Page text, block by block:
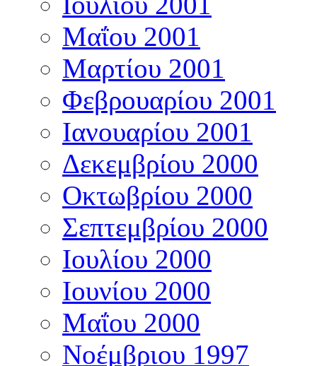
Μαΐου 2001
Μαρτίου 2001
Φεβρουαρίου 2001
Ιανουαρίου 2001
Δεκεμβρίου 2000
Οκτωβρίου 2000
Σεπτεμβρίου 2000
Ιουλίου 2000
Ιουνίου 2000
Μαΐου 2000
Νοέμβριου 1997